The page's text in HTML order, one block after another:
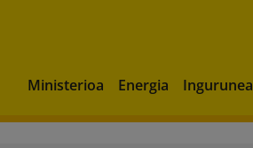
Ministerioa Energia Ingurunea